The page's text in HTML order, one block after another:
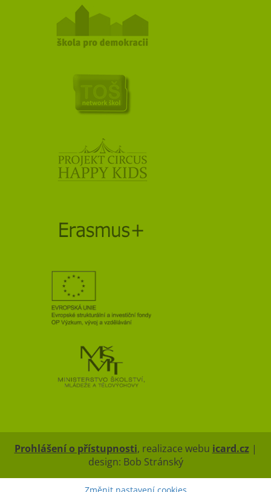
Prohlášení o přístupnosti, realizace webu icard.cz|
design: Bob Stránský